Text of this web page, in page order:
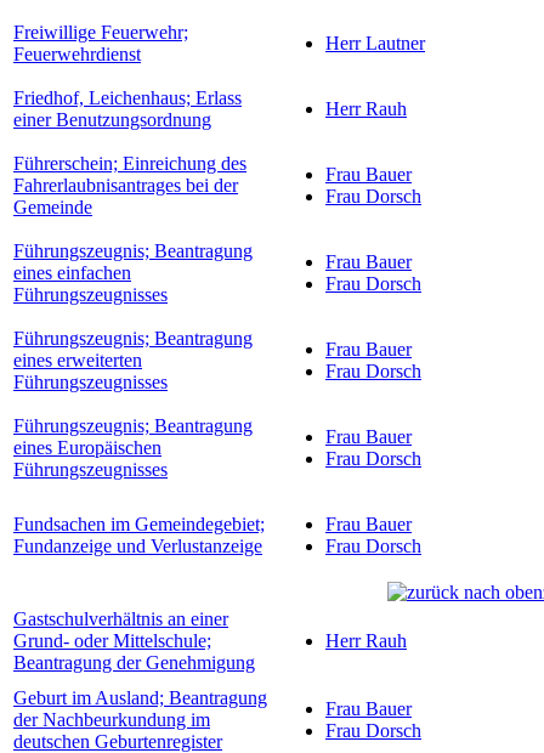
Freiwillige Feuerwehr;
Feuerwehrdienst
Herr Lautner
Friedhof, Leichenhaus; Erlass
einer Benutzungsordnung
Herr Rauh
Führerschein; Einreichung des
Fahrerlaubnisantrages bei der
Gemeinde
Frau Bauer
Frau Dorsch
Führungszeugnis; Beantragung
eines einfachen
Führungszeugnisses
Frau Bauer
Frau Dorsch
Führungszeugnis; Beantragung
eines erweiterten
Führungszeugnisses
Frau Bauer
Frau Dorsch
Führungszeugnis; Beantragung
eines Europäischen
Führungszeugnisses
Frau Bauer
Frau Dorsch
Fundsachen im Gemeindegebiet;
Fundanzeige und Verlustanzeige
Frau Bauer
Frau Dorsch
Gastschulverhältnis an einer
Grund- oder Mittelschule;
Beantragung der Genehmigung
Herr Rauh
Geburt im Ausland; Beantragung
der Nachbeurkundung im
deutschen Geburtenregister
Frau Bauer
Frau Dorsch